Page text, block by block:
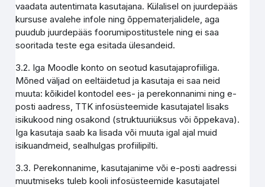
vaadata autentimata kasutajana. Külalisel on juurdepääs
kursuse avalehe infole ning õppematerjalidele, aga
puudub juurdepääs foorumipostitustele ning ei saa
sooritada teste ega esitada ülesandeid.
3.2. Iga Moodle konto on seotud kasutajaprofiiliga.
Mõned väljad on eeltäidetud ja kasutaja ei saa neid
muuta: kõikidel kontodel ees- ja perekonnanimi ning e-
posti aadress, TTK infosüsteemide kasutajatel lisaks
isikukood ning osakond (struktuuriüksus või õppekava).
Iga kasutaja saab ka lisada või muuta igal ajal muid
isikuandmeid, sealhulgas profiilipilti.
3.3. Perekonnanime, kasutajanime või e-posti aadressi
muutmiseks tuleb kooli infosüsteemide kasutajatel